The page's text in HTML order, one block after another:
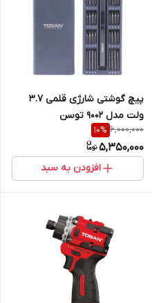
پیچ‌ گوشتی شارژی قلمی 3.7
ولت مدل 9002 توسن
6,000,000
10%
5,350,000
افزودن به سبد